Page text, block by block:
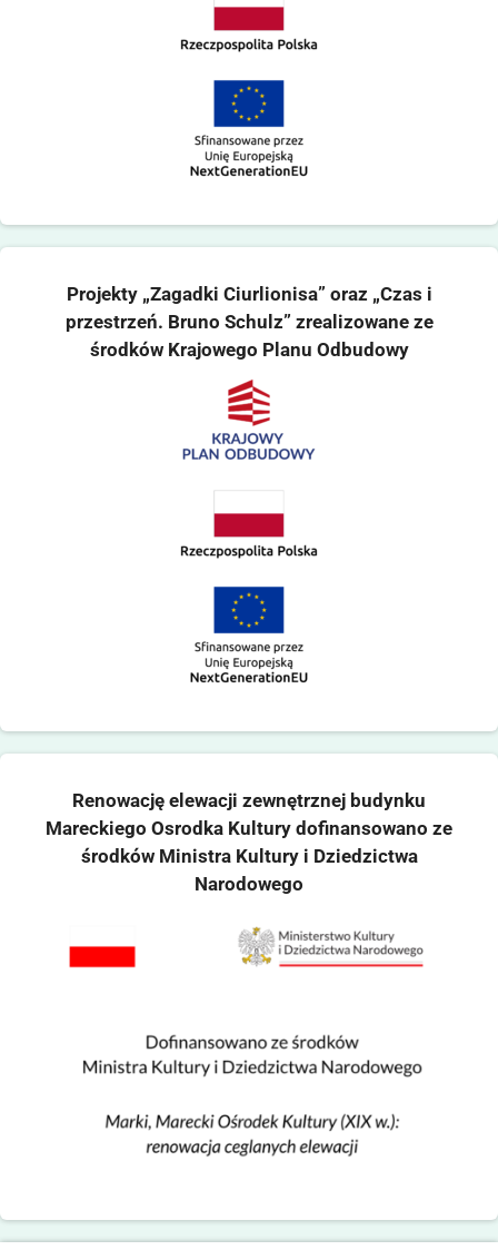
Projekty „Zagadki Ciurlionisa” oraz „Czas i
przestrzeń. Bruno Schulz” zrealizowane ze
środków Krajowego Planu Odbudowy
Renowację elewacji zewnętrznej budynku
Mareckiego Osrodka Kultury dofinansowano ze
środków Ministra Kultury i Dziedzictwa
Narodowego